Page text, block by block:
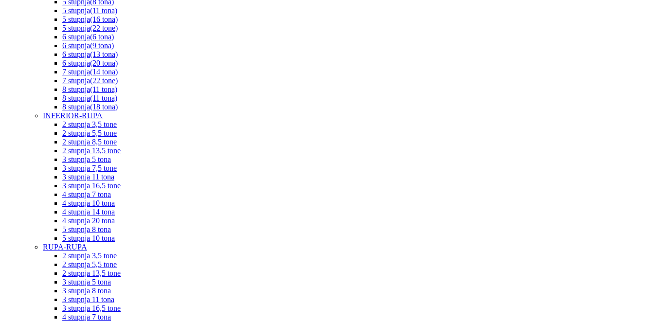
5 stupnja(8 tona)
5 stupnja(11 tona)
5 stupnja(16 tona)
5 stupnja(22 tone)
6 stupnja(6 tona)
6 stupnja(9 tona)
6 stupnja(13 tona)
6 stupnja(20 tona)
7 stupnja(14 tona)
7 stupnja(22 tone)
8 stupnja(11 tona)
8 stupnja(11 tona)
8 stupnja(18 tona)
INFERIOR-RUPA
2 stupnja 3,5 tone
2 stupnja 5,5 tone
2 stupnja 8,5 tone
2 stupnja 13,5 tone
3 stupnja 5 tona
3 stupnja 7,5 tone
3 stupnja 11 tona
3 stupnja 16,5 tone
4 stupnja 7 tona
4 stupnja 10 tona
4 stupnja 14 tona
4 stupnja 20 tona
5 stupnja 8 tona
5 stupnja 10 tona
RUPA-RUPA
2 stupnja 3,5 tone
2 stupnja 5,5 tone
2 stupnja 13,5 tone
3 stupnja 5 tona
3 stupnja 8 tona
3 stupnja 11 tona
3 stupnja 16,5 tone
4 stupnja 7 tona